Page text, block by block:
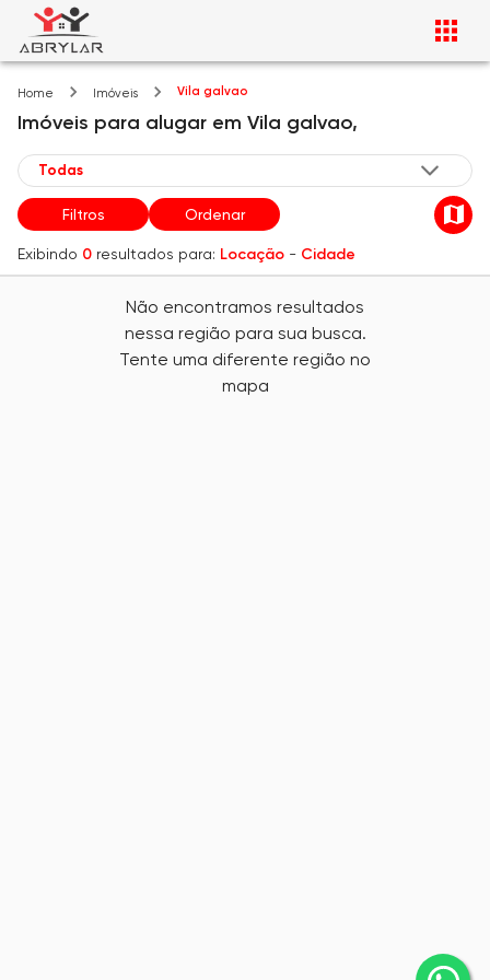
Home Imóveis Vila galvao
Imóveis para alugar em Vila galvao,
Filtros Ordenar
Exibindo 0 resultados para: Locação - Cidade
Não encontramos resultados
nessa região para sua busca.
Tente uma diferente região no
mapa